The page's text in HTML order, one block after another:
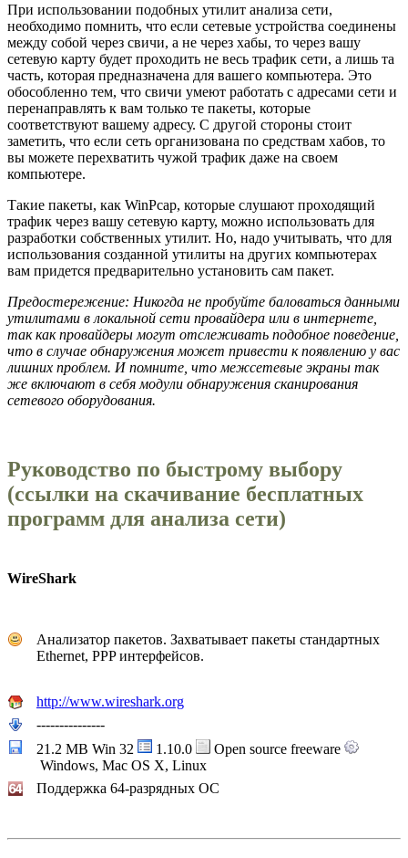
При использовании подобных утилит анализа сети,
необходимо помнить, что если сетевые устройства соединены
между собой через свичи, а не через хабы, то через вашу
сетевую карту будет проходить не весь трафик сети, а лишь та
часть, которая предназначена для вашего компьютера. Это
обособленно тем, что свичи умеют работать с адресами сети и
перенаправлять к вам только те пакеты, которые
соответствуют вашему адресу. С другой стороны стоит
заметить, что если сеть организована по средствам хабов, то
вы можете перехватить чужой трафик даже на своем
компьютере.
Такие пакеты, как WinPcap, которые слушают проходящий
трафик через вашу сетевую карту, можно использовать для
разработки собственных утилит. Но, надо учитывать, что для
использования созданной утилиты на других компьютерах
вам придется предварительно установить сам пакет.
Предостережение: Никогда не пробуйте баловаться данными
утилитами в локальной сети провайдера или в интернете,
так как провайдеры могут отслеживать подобное поведение,
что в случае обнаружения может привести к появлению у вас
лишних проблем. И помните, что межсетевые экраны так
же включают в себя модули обнаружения сканирования
сетевого оборудования.
Руководство по быстрому выбору
(ссылки на скачивание бесплатных
программ для анализа сети)
WireShark
Анализатор пакетов. Захватывает пакеты стандартных
Ethernet, PPP интерфейсов.
http://www.wireshark.org
---------------
21.2 MB Win 32
1.10.0
Open source freeware
Windows, Mac OS X, Linux
Поддержка 64-разрядных ОС